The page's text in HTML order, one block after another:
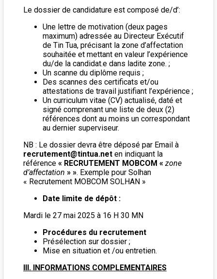
Le dossier de candidature est composé de/d’:
Une lettre de motivation (deux pages
maximum) adressée au Directeur Exécutif
de Tin Tua, précisant la zone d’affectation
souhaitée et mettant en valeur l’expérience
du/de la candidat.e dans ladite zone. ;
Un scanne du diplôme requis ;
Des scannes des certificats et/ou
attestations de travail justifiant l’expérience ;
Un curriculum vitae (CV) actualisé, daté et
signé comprenant une liste de deux (2)
références dont au moins un correspondant
au dernier superviseur.
NB : Le dossier devra être déposé par Email à
recrutement@tintua.net en indiquant la
référence « RECRUTEMENT MOBCOM « zone
d’affectation » ». Exemple pour Solhan
« Recrutement MOBCOM SOLHAN »
Date limite de dépôt :
Mardi le 27 mai 2025 à 16 H 30 MN
Procédures du recrutement
Présélection sur dossier ;
Mise en situation et /ou entretien.
III. INFORMATIONS COMPLEMENTAIRES